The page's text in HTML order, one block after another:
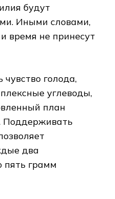
будут
Иными словами,
время не принесут
голода,
углеводы,
план
Поддерживать
два
пять грамм